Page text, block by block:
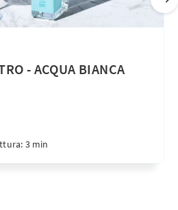
- ACQUA BIANCA
3 min